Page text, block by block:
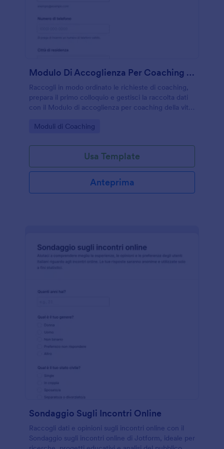
Modulo Di Accoglienza Per Coaching Della Vita
Raccogli in modo ordinato le richieste di coaching,
prepara il primo colloquio e gestisci la raccolta dati
con il Modulo di accoglienza per coaching della vita,
lavorano online o in studio.
Go to Category:
Moduli di Coaching
Usa Template
Anteprima
Sondaggio Sugli Incontri Online
Raccogli dati e opinioni sugli incontri online con il
Sondaggio sugli incontri online di Jotform, ideale per